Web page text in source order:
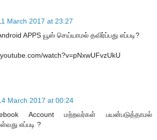
March 2017 at 23:27
APPS யூஸ் செய்யாமல் தவிர்ப்பது எப்படி?
watch?v=pNxwUFvzUkU
March 2017 at 00:24
Account மற்றவர்கள் பயன்படுத்தாமல்
எப்படி ?